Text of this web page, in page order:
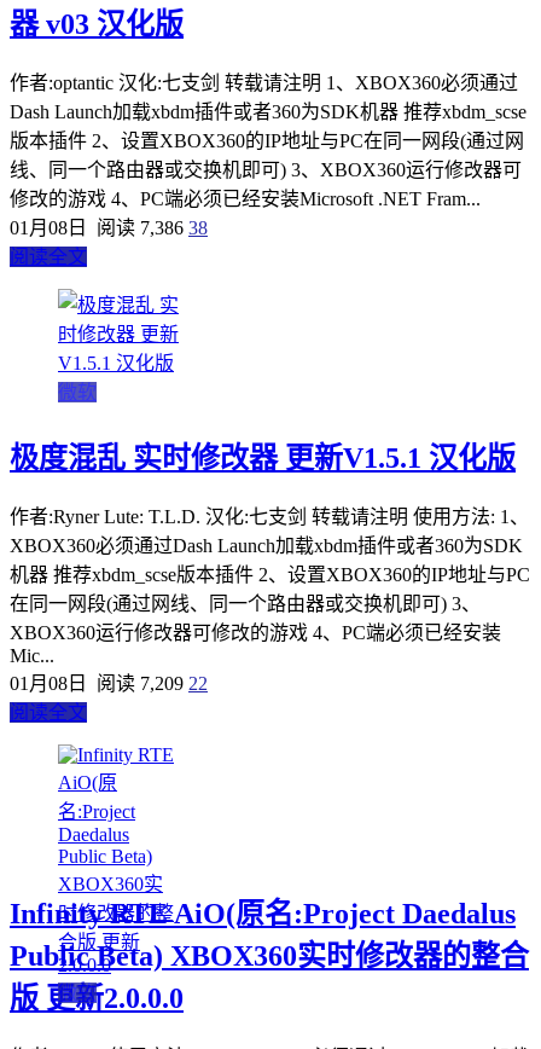
器 v03 汉化版
作者:optantic 汉化:七支剑 转载请注明 1、XBOX360必须通过
Dash Launch加载xbdm插件或者360为SDK机器 推荐xbdm_scse
版本插件 2、设置XBOX360的IP地址与PC在同一网段(通过网
线、同一个路由器或交换机即可) 3、XBOX360运行修改器可
修改的游戏 4、PC端必须已经安装Microsoft .NET Fram...
01月08日
阅读 7,386 38
阅读全文
微软
极度混乱 实时修改器 更新V1.5.1 汉化版
作者:Ryner Lute: T.L.D. 汉化:七支剑 转载请注明 使用方法: 1、
XBOX360必须通过Dash Launch加载xbdm插件或者360为SDK
机器 推荐xbdm_scse版本插件 2、设置XBOX360的IP地址与PC
在同一网段(通过网线、同一个路由器或交换机即可) 3、
XBOX360运行修改器可修改的游戏 4、PC端必须已经安装
Mic...
01月08日
阅读 7,209 22
阅读全文
微软
Infinity RTE AiO(原名:Project Daedalus
Public Beta) XBOX360实时修改器的整合
版 更新2.0.0.0